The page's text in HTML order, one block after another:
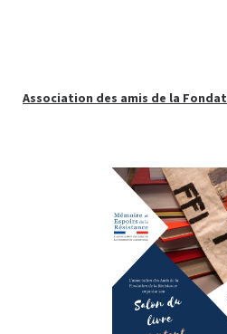
Association des amis de la